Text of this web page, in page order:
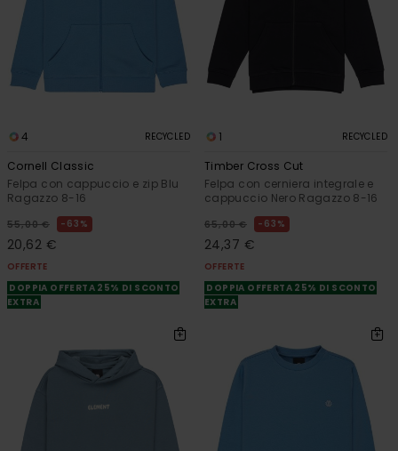
4 RECYCLED
Cornell Classic
Felpa con cappuccio e zip Blu
Ragazzo 8-16
55,00 € 63%
20,62 €
OFFERTE
DOPPIA OFFERTA 25% DI SCONTO
EXTRA
1 RECYCLED
Timber Cross Cut
Felpa con cerniera integrale e
cappuccio Nero Ragazzo 8-16
65,00 € 63%
24,37 €
OFFERTE
DOPPIA OFFERTA 25% DI SCONTO
EXTRA